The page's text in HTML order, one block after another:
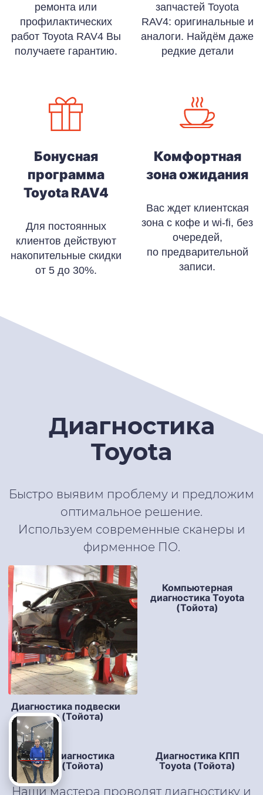
ремонта или
профилактических
работ Toyota RAV4 Вы
получаете гарантию.
Бонусная
программа
Toyota RAV4
Для постоянных
клиентов действуют
накопительные скидки
от 5 до 30%.
запчастей Toyota
RAV4: оригинальные и
аналоги. Найдём даже
редкие детали
Комфортная
зона ожидания
Вас ждет клиентская
зона с кофе и wi-fi, без
очередей,
по предварительной
записи.
Диагностика
Toyota
Быстро выявим проблему и предложим
оптимальное решение.
Используем современные сканеры и
фирменное ПО.
Диагностика подвески
Toyota (Тойота)
Компьютерная
диагностика Toyota
(Тойота)
Полная диагностика
Toyota (Тойота)
Диагностика КПП
Toyota (Тойота)
Наши мастера проводят диагностику и